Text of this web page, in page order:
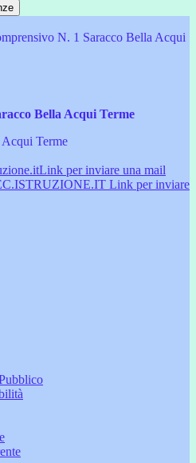
N. 1 Saracco Bella Acqui
Bella Acqui Terme
Terme
Link per inviare una mail
Link per inviare